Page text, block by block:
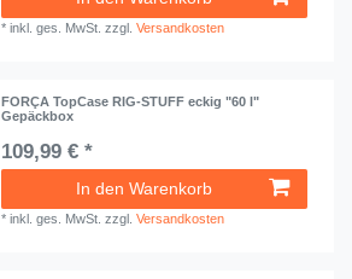
*inkl. ges. MwSt. zzgl.Versandkosten
FORÇA TopCase RIG-STUFF eckig "60 l"
Gepäckbox
109,99 € *
In den Warenkorb
*inkl. ges. MwSt. zzgl.Versandkosten